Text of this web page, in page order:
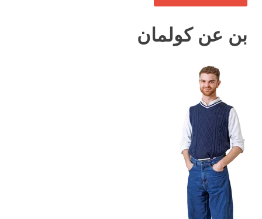
بن عن كولمان